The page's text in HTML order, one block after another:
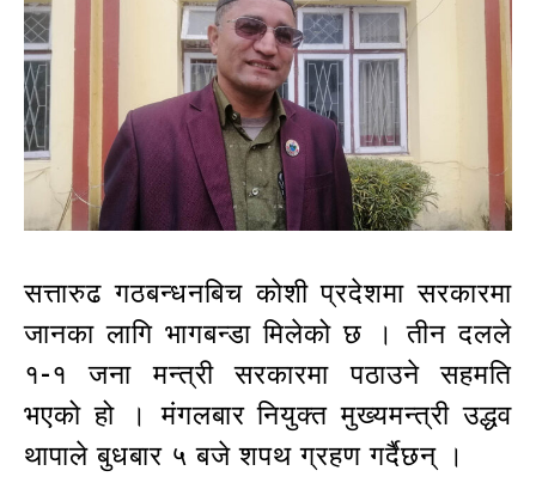
सत्तारुढ गठबन्धनबिच काेशी प्रदेशमा सरकारमा
जानका लागि भागबन्डा मिलेको छ । तीन दलले
१-१ जना मन्त्री सरकारमा पठाउने सहमति
भएको हो । मंगलबार नियुक्त मुख्यमन्त्री उद्धव
थापाले बुधबार ५ बजे शपथ ग्रहण गर्दैछन् ।